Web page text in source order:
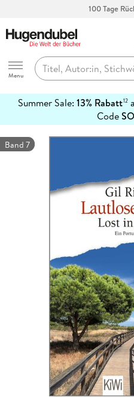
100 Tage
Hugendubel
Menu
Summer Sale: 13% Rabatt12
Code
erfahren
Band 7